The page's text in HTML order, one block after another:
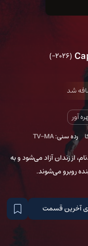
(2026–)
آور
رده سنی:TV-MA
از زندان آزاد می‌شود و به
روبرو می‌شوند.
آخرین قسمت